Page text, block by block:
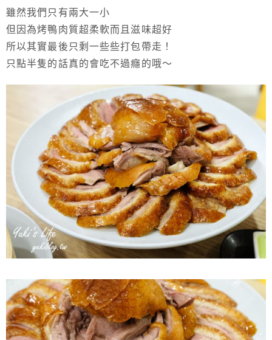
雖然我們只有兩大一小
但因為烤鴨肉質超柔軟而且滋味超好
所以其實最後只剩一些些打包帶走！
只點半隻的話真的會吃不過癮的哦～